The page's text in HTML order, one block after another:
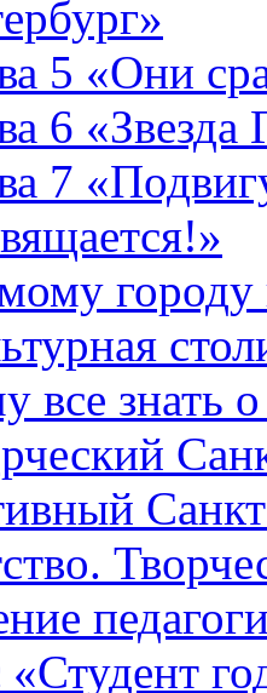
5 «Они
6 «Звезда
7
городу
все знать